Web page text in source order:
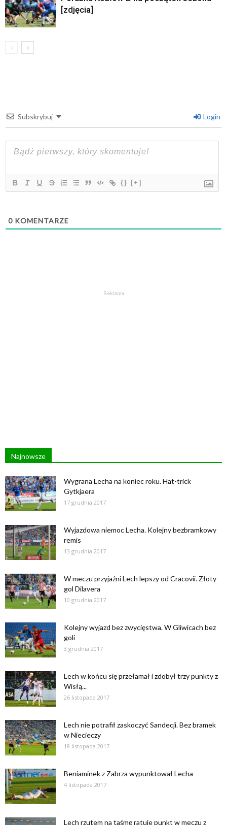
[zdjęcia]
Subskrybuj Login
{} [+]
0 KOMENTARZE
Reklama
Najnowsze
Wygrana Lecha na koniec roku. Hat-trick
Gytkjaera
17 grudnia 2017
Wyjazdowa niemoc Lecha. Kolejny bezbramkowy
remis
13 grudnia 2017
W meczu przyjaźni Lech lepszy od Cracovii. Złoty
gol Dilavera
10 grudnia 2017
Kolejny wyjazd bez zwycięstwa. W Gliwicach bez
goli
3 grudnia 2017
Lech w końcu się przełamał i zdobył trzy punkty z
Wisłą...
26 listopada 2017
Lech nie potrafił zaskoczyć Sandecji. Bez bramek
w Niecieczy
18 listopada 2017
Beniaminek z Zabrza wypunktował Lecha
4 listopada 2017
Lech rzutem na taśmę ratuje punkt w meczu z